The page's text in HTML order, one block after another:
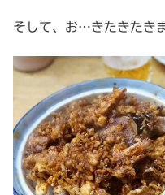
そして、お…きたきたき